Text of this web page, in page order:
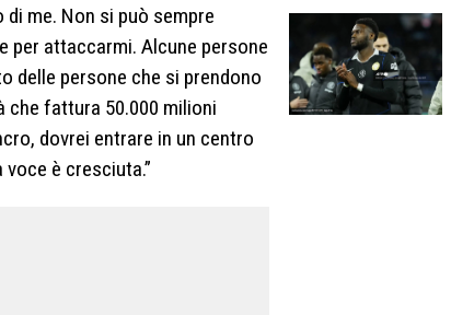
me. Non si può sempre
per attaccarmi. Alcune persone
delle persone che si prendono
che fattura 50.000 milioni
dovrei entrare in un centro
è cresciuta.”